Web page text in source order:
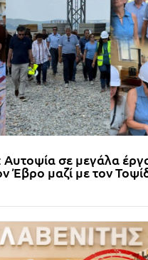
σε μεγάλα
Έβρο μαζί με τον